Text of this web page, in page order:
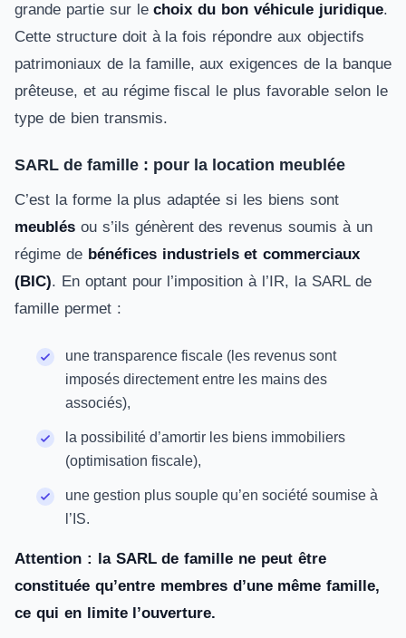
grande partie sur lechoix du bon véhicule juridique.
Cette structure doit à la fois répondre aux objectifs
patrimoniaux de la famille, aux exigences de la banque
prêteuse, et au régime fiscal le plus favorable selon le
type de bien transmis.
SARL de famille : pour la location meublée
C’est la forme la plus adaptée si les biens sont
meublés ou s’ils génèrent des revenus soumis à un
régime de bénéfices industriels et commerciaux
(BIC). En optant pour l’imposition à l’IR, la SARL de
famille permet :
une transparence fiscale (les revenus sont
imposés directement entre les mains des
associés),
la possibilité d’amortir les biens immobiliers
(optimisation fiscale),
une gestion plus souple qu’en société soumise à
l’IS.
Attention : la SARL de famille ne peut être
constituée qu’entre membres d’une même famille,
ce qui en limite l’ouverture.